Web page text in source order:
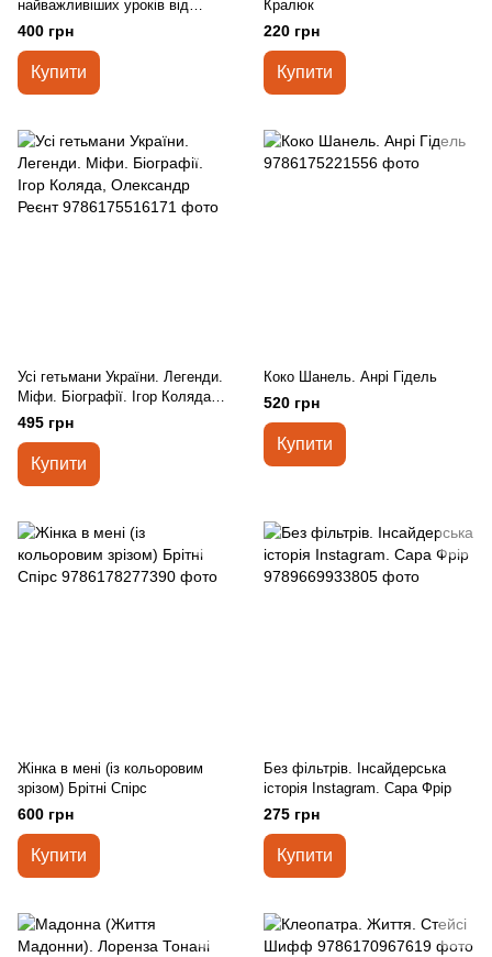
найважливіших уроків від
Білла Ґейтса, Енді Ґроува та
Стіва Джобса Майкл Кузумано,
Девід Йоффі
400 грн
Купити
Кралюк
220 грн
Купити
Усі гетьмани України. Легенди.
Міфи. Біографії. Ігор Коляда,
Олександр Реєнт
495 грн
Купити
Коко Шанель. Анрі Гідель
520 грн
Купити
Жінка в мені (із кольоровим
зрізом) Брітні Спірс
600 грн
Купити
Без фільтрів. Інсайдерська
історія Instagram. Сара Фрір
275 грн
Купити